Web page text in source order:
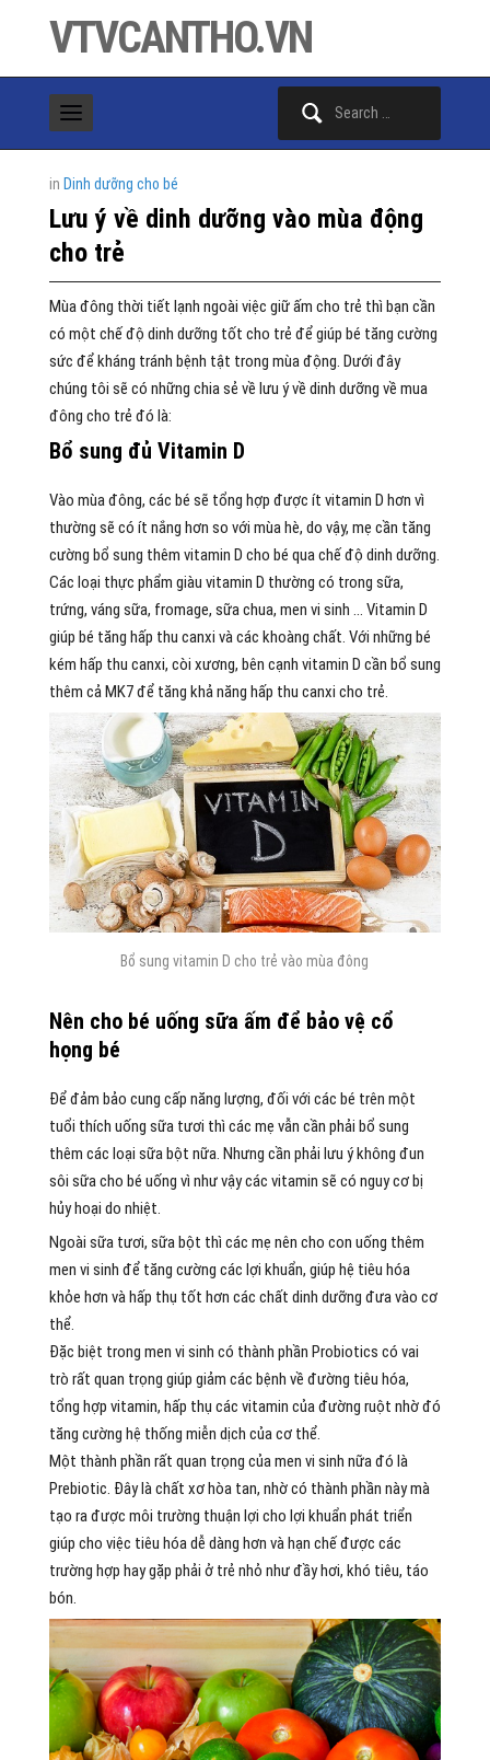
VTVCANTHO.VN
in Dinh dưỡng cho bé
Lưu ý về dinh dưỡng vào mùa động
cho trẻ
Mùa đông thời tiết lạnh ngoài việc giữ ấm cho trẻ thì bạn cần
có một chế độ dinh dưỡng tốt cho trẻ để giúp bé tăng cường
sức để kháng tránh bệnh tật trong mùa động. Dưới đây
chúng tôi sẽ có những chia sẻ về lưu ý về dinh dưỡng về mua
đông cho trẻ đó là:
Bổ sung đủ Vitamin D
Vào mùa đông, các bé sẽ tổng hợp được ít vitamin D hơn vì
thường sẽ có ít nắng hơn so với mùa hè, do vậy, mẹ cần tăng
cường bổ sung thêm vitamin D cho bé qua chế độ dinh dưỡng.
Các loại thực phẩm giàu vitamin D thường có trong sữa,
trứng, váng sữa, fromage, sữa chua, men vi sinh … Vitamin D
giúp bé tăng hấp thu canxi và các khoàng chất. Với những bé
kém hấp thu canxi, còi xương, bên cạnh vitamin D cần bổ sung
thêm cả MK7 để tăng khả năng hấp thu canxi cho trẻ.
Bổ sung vitamin D cho trẻ vào mùa đông
Nên cho bé uống sữa ấm để bảo vệ cổ
họng bé
Để đảm bảo cung cấp năng lượng, đối với các bé trên một
tuổi thích uống sữa tươi thì các mẹ vẫn cần phải bổ sung
thêm các loại sữa bột nữa. Nhưng cần phải lưu ý không đun
sôi sữa cho bé uống vì như vậy các vitamin sẽ có nguy cơ bị
hủy hoại do nhiệt.
Ngoài sữa tươi, sữa bột thì các mẹ nên cho con uống thêm
men vi sinh để tăng cường các lợi khuẩn, giúp hệ tiêu hóa
khỏe hơn và hấp thụ tốt hơn các chất dinh dưỡng đưa vào cơ
thể.
Đặc biệt trong men vi sinh có thành phần Probiotics có vai
trò rất quan trọng giúp giảm các bệnh về đường tiêu hóa,
tổng hợp vitamin, hấp thụ các vitamin của đường ruột nhờ đó
tăng cường hệ thống miễn dịch của cơ thể.
Một thành phần rất quan trọng của men vi sinh nữa đó là
Prebiotic. Đây là chất xơ hòa tan, nhờ có thành phần này mà
tạo ra được môi trường thuận lợi cho lợi khuẩn phát triển
giúp cho việc tiêu hóa dễ dàng hơn và hạn chế được các
trường hợp hay gặp phải ở trẻ nhỏ như đầy hơi, khó tiêu, táo
bón.